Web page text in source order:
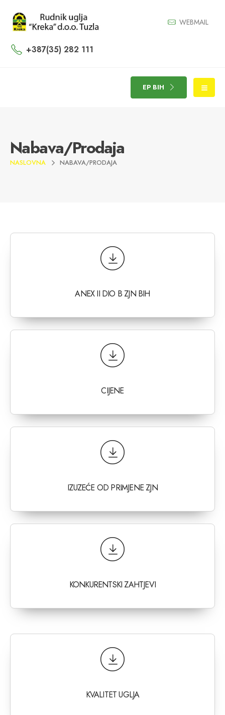
WEBMAIL
+387(35) 282 111
EP BIH
Nabava/Prodaja
NASLOVNA NABAVA/PRODAJA
ANEX II DIO B ZJN BIH
CIJENE
IZUZEĆE OD PRIMJENE ZJN
KONKURENTSKI ZAHTJEVI
KVALITET UGLJA